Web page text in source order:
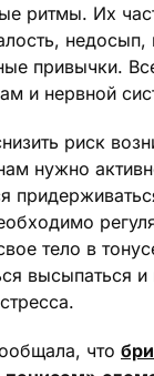
ритмы. Их
привычки.
и нервной
риск
нужно
тело в
высыпаться
что